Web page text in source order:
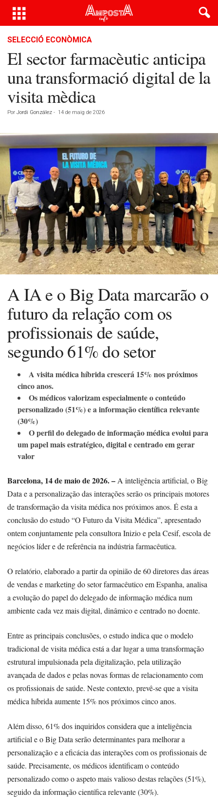
SELECCIÓ ECONÒMICA
El sector farmacèutic anticipa
una transformació digital de la
visita mèdica
Por Jordi González - 14 de maig de 2026
A IA e o Big Data marcarão o
futuro da relação com os
profissionais de saúde,
segundo 61% do setor
A visita médica híbrida crescerá 15% nos próximos
cinco anos.
Os médicos valorizam especialmente o conteúdo
personalizado (51%) e a informação científica relevante
(30%)
O perfil do delegado de informação médica evolui para
um papel mais estratégico, digital e centrado em gerar
valor
Barcelona, 14 de maio de 2026. – A inteligência artificial, o Big
Data e a personalização das interações serão os principais motores
de transformação da visita médica nos próximos anos. É esta a
conclusão do estudo “O Futuro da Visita Médica”, apresentado
ontem conjuntamente pela consultora Inizio e pela Cesif, escola de
negócios líder e de referência na indústria farmacêutica.
O relatório, elaborado a partir da opinião de 60 diretores das áreas
de vendas e marketing do setor farmacêutico em Espanha, analisa
a evolução do papel do delegado de informação médica num
ambiente cada vez mais digital, dinâmico e centrado no doente.
Entre as principais conclusões, o estudo indica que o modelo
tradicional de visita médica está a dar lugar a uma transformação
estrutural impulsionada pela digitalização, pela utilização
avançada de dados e pelas novas formas de relacionamento com
os profissionais de saúde. Neste contexto, prevê-se que a visita
médica híbrida aumente 15% nos próximos cinco anos.
Além disso, 61% dos inquiridos considera que a inteligência
artificial e o Big Data serão determinantes para melhorar a
personalização e a eficácia das interações com os profissionais de
saúde. Precisamente, os médicos identificam o conteúdo
personalizado como o aspeto mais valioso destas relações (51%),
seguido da informação científica relevante (30%).